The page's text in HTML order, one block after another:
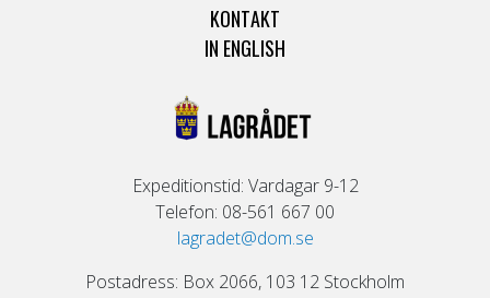
KONTAKT
IN ENGLISH
Expeditionstid: Vardagar 9-12
Telefon: 08-561 667 00
lagradet@dom.se
Postadress: Box 2066, 103 12 Stockholm